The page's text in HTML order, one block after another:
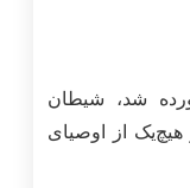
شد، شیطان
از اوصیای